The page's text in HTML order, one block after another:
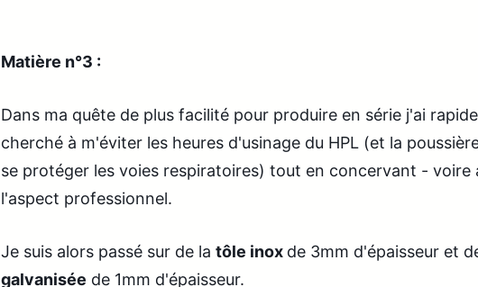
Matière n°3 :
Dans ma quête de plus facilité pour produire en série j'ai
cherché à m'éviter les heures d'usinage du HPL (et la
se protéger les voies respiratoires) tout en concervant - voire
l'aspect professionnel.
Je suis alors passé sur de la tôle inox de 3mm d'épaisseur et
galvanisée de 1mm d'épaisseur.